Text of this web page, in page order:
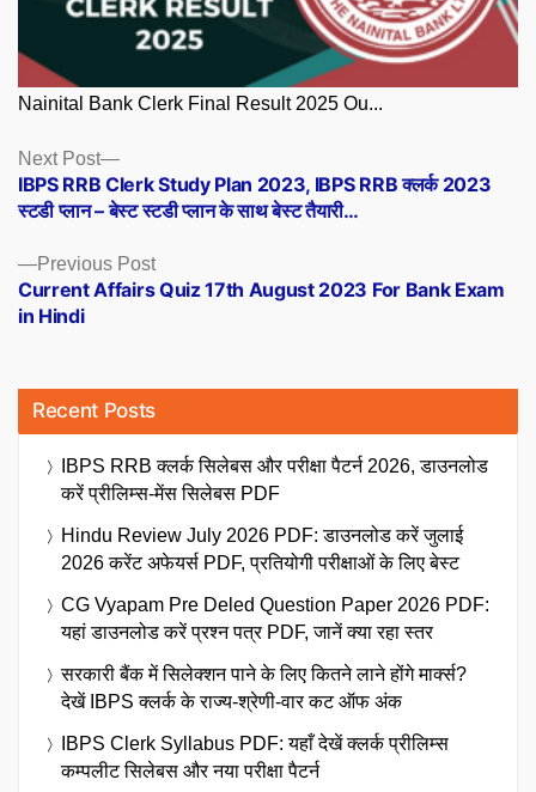
Nainital Bank Clerk Final Result 2025 Ou...
Posts
navigation
Previous PostPrevious
post:
Current Affairs Quiz 17th August 2023 For Bank Exam
in Hindi
Next Post
Next
post:
IBPS RRB Clerk Study Plan 2023, IBPS RRB क्लर्क 2023
स्टडी प्लान – बेस्ट स्टडी प्लान के साथ बेस्ट तैयारी…
Recent Posts
IBPS RRB क्लर्क सिलेबस और परीक्षा पैटर्न 2026, डाउनलोड
करें प्रीलिम्स-मेंस सिलेबस PDF
Hindu Review July 2026 PDF: डाउनलोड करें जुलाई
2026 करेंट अफेयर्स PDF, प्रतियोगी परीक्षाओं के लिए बेस्ट
CG Vyapam Pre Deled Question Paper 2026 PDF:
यहां डाउनलोड करें प्रश्न पत्र PDF, जानें क्या रहा स्तर
सरकारी बैंक में सिलेक्शन पाने के लिए कितने लाने होंगे मार्क्स?
देखें IBPS क्लर्क के राज्य-श्रेणी-वार कट ऑफ अंक
IBPS Clerk Syllabus PDF: यहाँ देखें क्लर्क प्रीलिम्स
कम्पलीट सिलेबस और नया परीक्षा पैटर्न